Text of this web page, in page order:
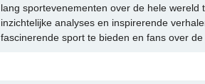
lang sportevenementen over de hele
inzichtelijke analyses en inspirerende
fascinerende sport te bieden en fans over